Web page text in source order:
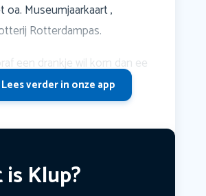
oa. Museumjaarkaart ,
Rotterdampas.
een drankje wil kom dan ee
Lees verder in onze app
Klup?